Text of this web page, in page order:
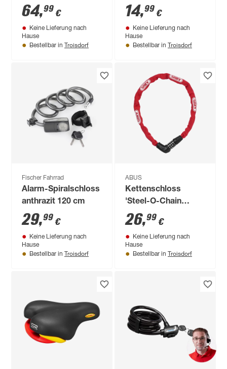
schwarz 0,5 x 80 cm,
mit Halterung SH
64,99 €
Keine Lieferung nach
Hause
Bestellbar in Troisdorf
cm
14,99 €
Keine Lieferung nach
Hause
Bestellbar in Troisdorf
Fischer Fahrrad
Alarm-Spiralschloss
anthrazit 120 cm
29,99 €
Keine Lieferung nach
Hause
Bestellbar in Troisdorf
ABUS
Kettenschloss
'Steel-O-Chain
5805C' rot Ø 0,5 x 75
cm
26,99 €
Keine Lieferung nach
Hause
Bestellbar in Troisdorf